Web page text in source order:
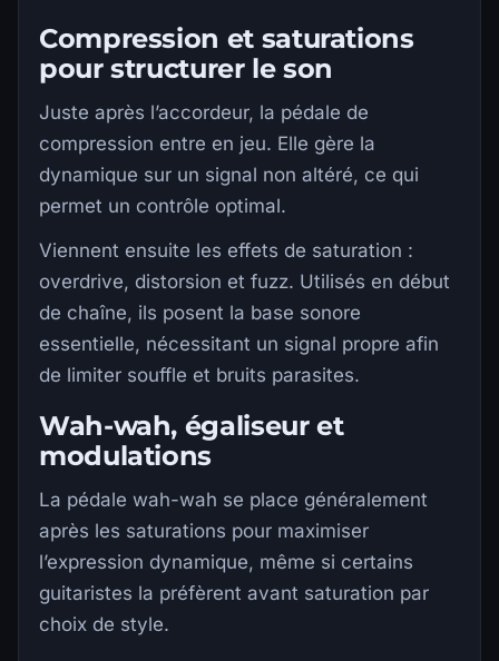
Compression et saturations
pour structurer le son
Juste après l’accordeur, la pédale de
compression entre en jeu. Elle gère la
dynamique sur un signal non altéré, ce qui
permet un contrôle optimal.
Viennent ensuite les effets de saturation :
overdrive, distorsion et fuzz. Utilisés en début
de chaîne, ils posent la base sonore
essentielle, nécessitant un signal propre afin
de limiter souffle et bruits parasites.
Wah-wah, égaliseur et
modulations
La pédale wah-wah se place généralement
après les saturations pour maximiser
l’expression dynamique, même si certains
guitaristes la préfèrent avant saturation par
choix de style.